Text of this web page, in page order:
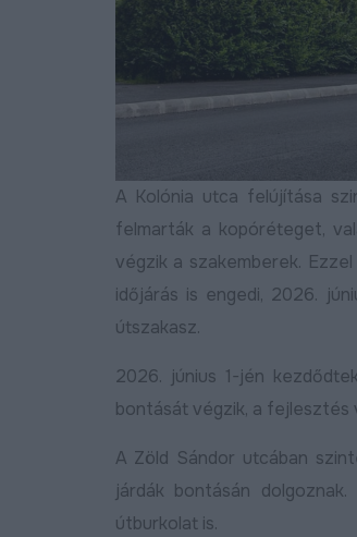
A Kolónia utca felújítása
felmarták a kopóréteget,
végzik a szakemberek.
időjárás is engedi, 2026.
útszakasz.
2026. június 1-jén
bontását végzik, a fejlesztés
A Zöld Sándor utcában
járdák bontásán
útburkolat is.
Négysávosítás, északi
elkerülő, DKV-menetrend,
Egyik út